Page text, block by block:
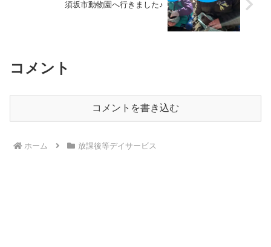
須坂市動物園へ行きました♪
コメント
コメントを書き込む
ホーム 放課後等デイサービス